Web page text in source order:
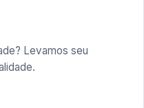
Levamos seu